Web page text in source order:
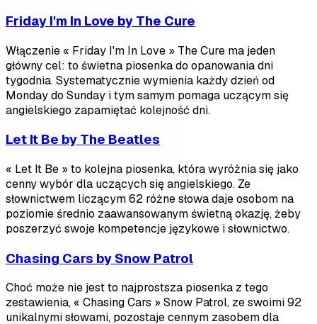
Friday I'm In Love by The Cure
Włączenie « Friday I'm In Love » The Cure ma jeden
główny cel: to świetna piosenka do opanowania dni
tygodnia. Systematycznie wymienia każdy dzień od
Monday do Sunday i tym samym pomaga uczącym się
angielskiego zapamiętać kolejność dni.
Let It Be by The Beatles
« Let It Be » to kolejna piosenka, która wyróżnia się jako
cenny wybór dla uczących się angielskiego. Ze
słownictwem liczącym 62 różne słowa daje osobom na
poziomie średnio zaawansowanym świetną okazję, żeby
poszerzyć swoje kompetencje językowe i słownictwo.
Chasing Cars by Snow Patrol
Choć może nie jest to najprostsza piosenka z tego
zestawienia, « Chasing Cars » Snow Patrol, ze swoimi 92
unikalnymi słowami, pozostaje cennym zasobem dla